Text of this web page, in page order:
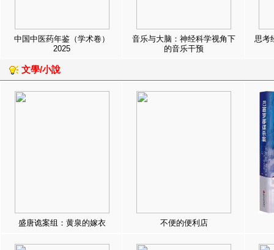
中国中医药年鉴（学术卷）
2025
音乐与大脑：神经科学视角下
的音乐干预
思考
文學/小說
盛唐诡案组：黄泉的嫁衣 不便的便利店